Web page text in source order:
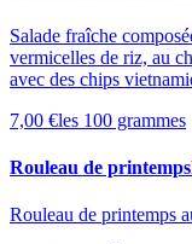
Salade fraîche
vermicelles de riz, au
avec des chips
7,00 €les 100 grammes
Rouleau de printemps
Rouleau de printemps